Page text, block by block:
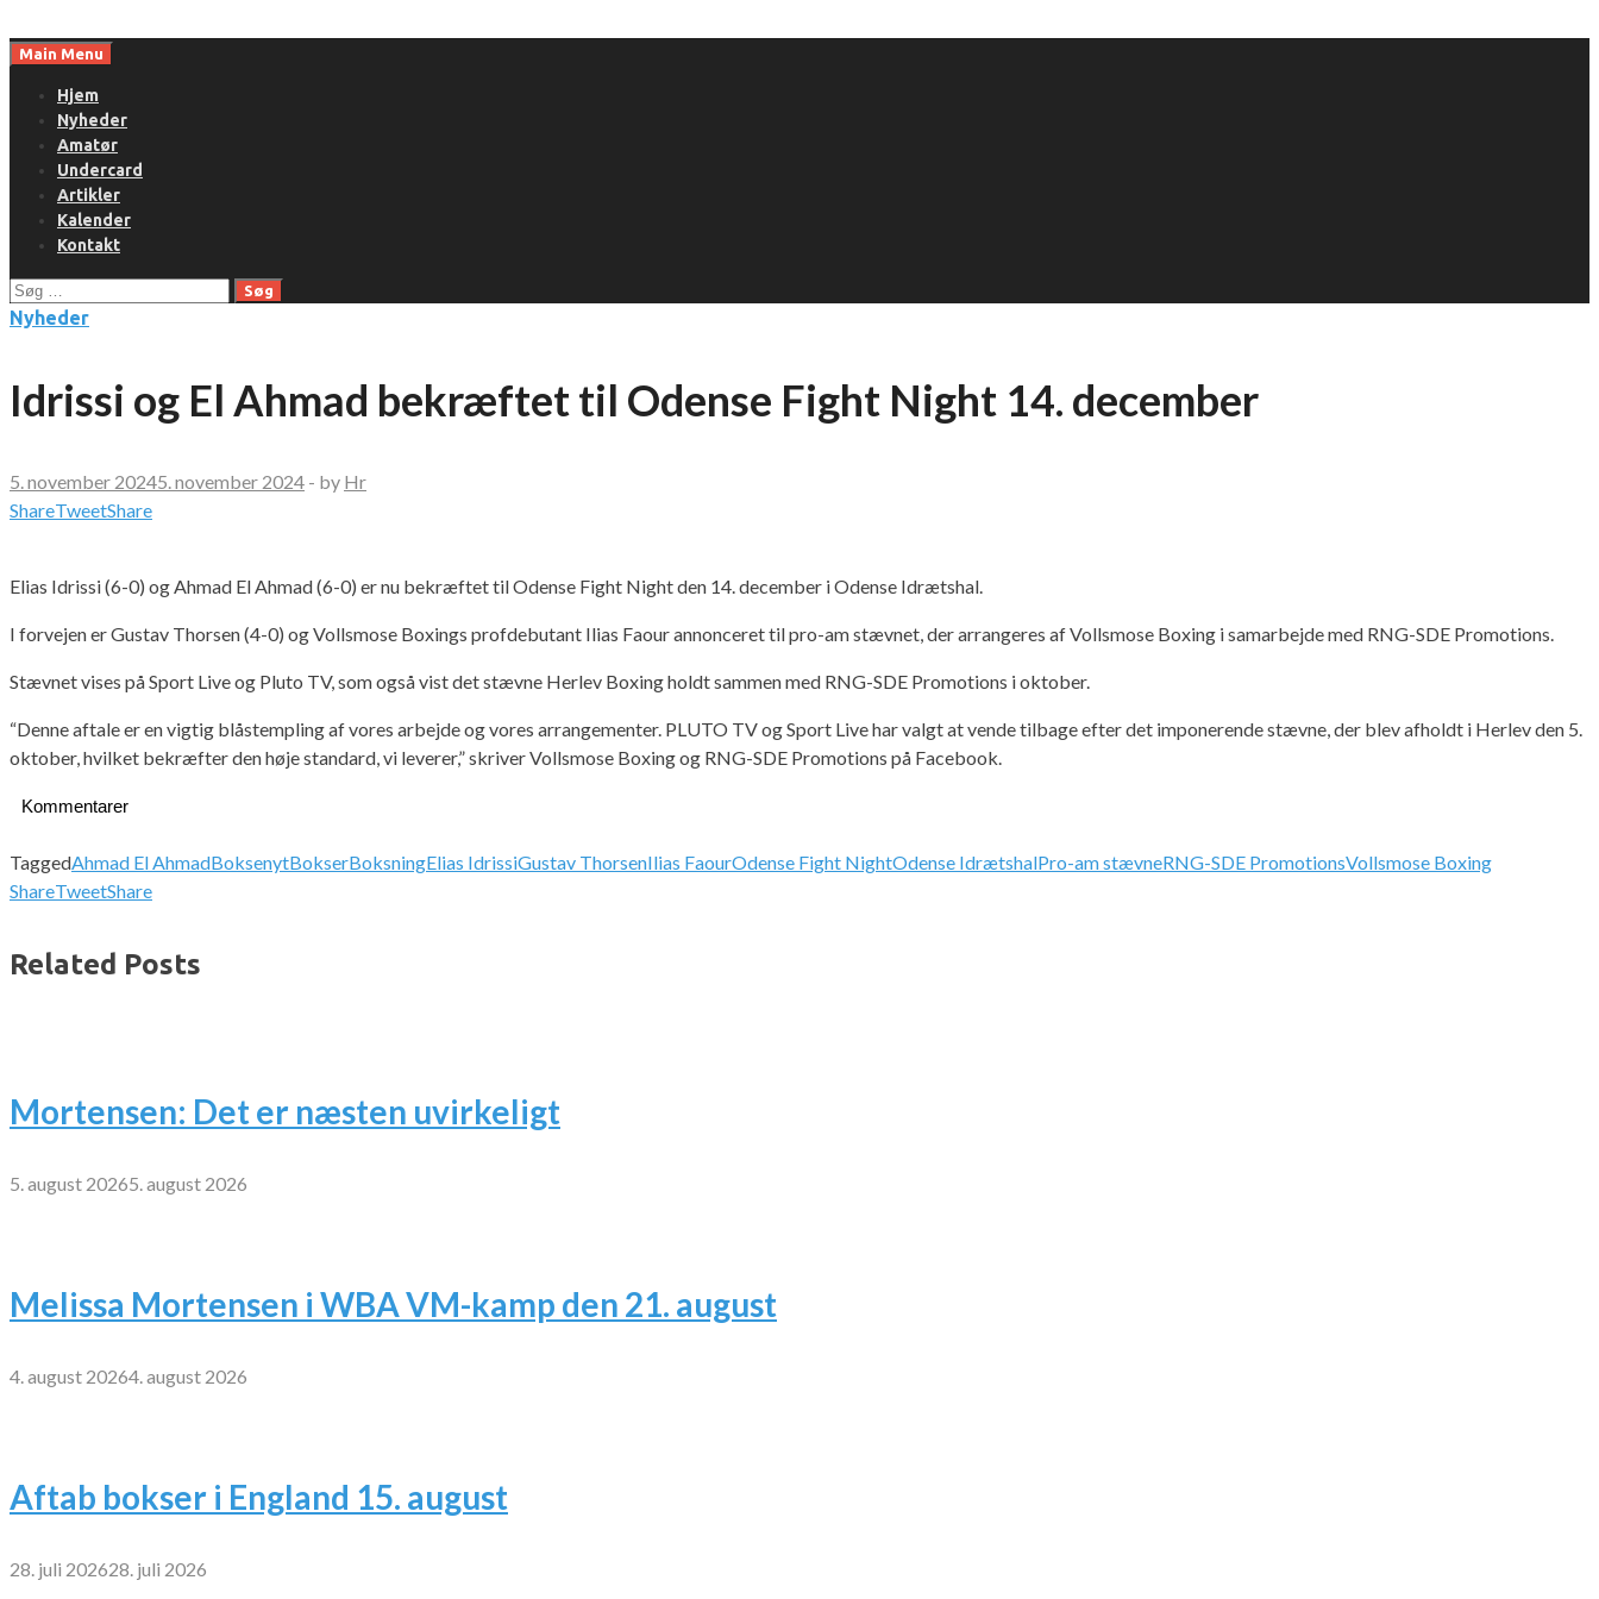
toMain Menu
Hjem
Nyheder
Amatør
Undercard
Artikler
Kalender
Kontakt
Søg
efter:
Nyheder
Idrissi og El Ahmad bekræftet til Odense Fight Night 14. december
5. november 20245. november 2024 - by Hr
ShareTweetShare
Elias Idrissi (6-0) og Ahmad El Ahmad (6-0) er nu bekræftet til Odense Fight Night den 14. december i Odense Idrætshal.
I forvejen er Gustav Thorsen (4-0) og Vollsmose Boxings profdebutant Ilias Faour annonceret til pro-am stævnet, der arrangeres af Vollsmose Boxing i samarbejde med RNG-SDE Promotions.
Stævnet vises på Sport Live og Pluto TV, som også vist det stævne Herlev Boxing holdt sammen med RNG-SDE Promotions i oktober.
“Denne aftale er en vigtig blåstempling af vores arbejde og vores arrangementer. PLUTO TV og Sport Live har valgt at vende tilbage efter det imponerende stævne, der blev afholdt i Herlev den 5.
oktober, hvilket bekræfter den høje standard, vi leverer,” skriver Vollsmose Boxing og RNG-SDE Promotions på Facebook.
Kommentarer
TaggedAhmad El AhmadBoksenytBokserBoksningElias IdrissiGustav ThorsenIlias FaourOdense Fight NightOdense IdrætshalPro-am stævneRNG-SDE PromotionsVollsmose Boxing
ShareTweetShare
Related Posts
Mortensen: Det er næsten uvirkeligt
5. august 20265. august 2026
Melissa Mortensen i WBA VM-kamp den 21. august
4. august 20264. august 2026
Aftab bokser i England 15. august
28. juli 202628. juli 2026